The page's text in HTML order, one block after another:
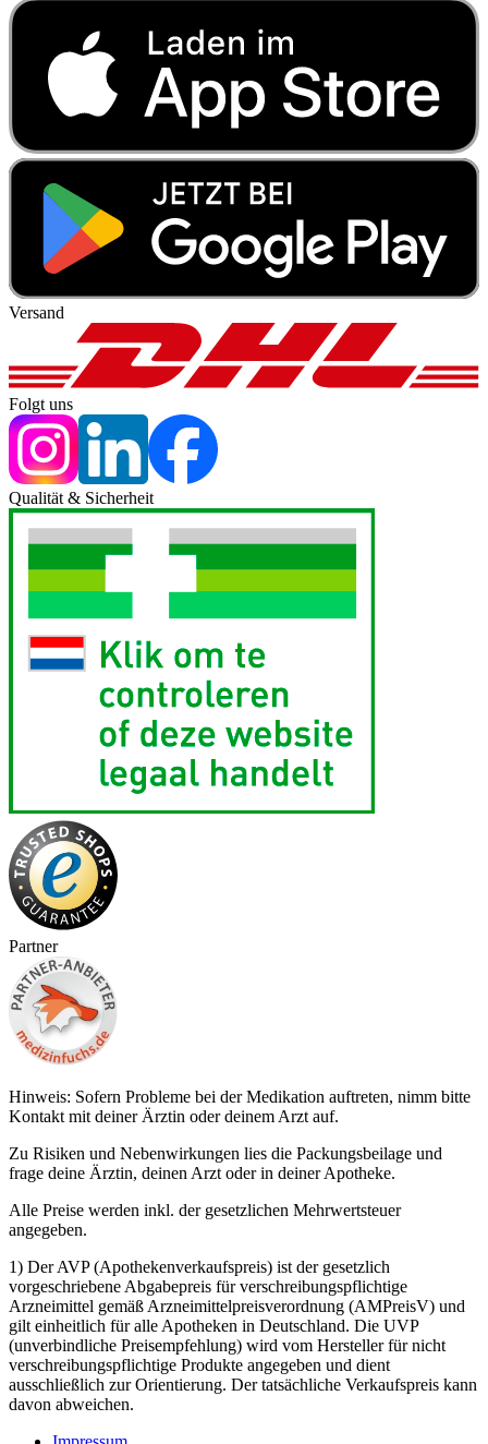
Versand
Folgt uns
Qualität & Sicherheit
Partner
Hinweis: Sofern Probleme bei der Medikation auftreten, nimm bitte
Kontakt mit deiner Ärztin oder deinem Arzt auf.
Zu Risiken und Nebenwirkungen lies die Packungsbeilage und
frage deine Ärztin, deinen Arzt oder in deiner Apotheke.
Alle Preise werden inkl. der gesetzlichen Mehrwertsteuer
angegeben.
1) Der AVP (Apothekenverkaufspreis) ist der gesetzlich
vorgeschriebene Abgabepreis für verschreibungspflichtige
Arzneimittel gemäß Arzneimittelpreisverordnung (AMPreisV) und
gilt einheitlich für alle Apotheken in Deutschland. Die UVP
(unverbindliche Preisempfehlung) wird vom Hersteller für nicht
verschreibungspflichtige Produkte angegeben und dient
ausschließlich zur Orientierung. Der tatsächliche Verkaufspreis kann
davon abweichen.